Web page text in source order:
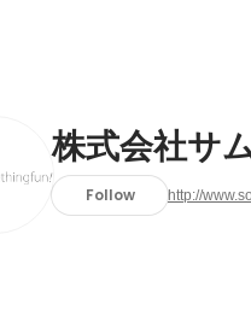
株式会社サ
Follow http://